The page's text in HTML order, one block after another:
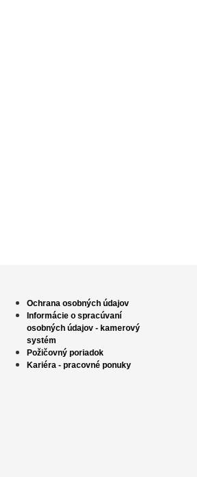
Ochrana osobných údajov
Informácie o spracúvaní
osobných údajov - kamerový
systém
Požičovný poriadok
Kariéra - pracovné ponuky